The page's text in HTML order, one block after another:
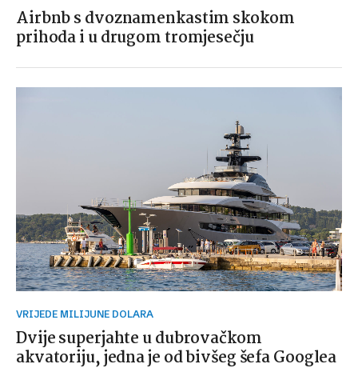
Airbnb s dvoznamenkastim skokom
prihoda i u drugom tromjesečju
VRIJEDE MILIJUNE DOLARA
Dvije superjahte u dubrovačkom
akvatoriju, jedna je od bivšeg šefa Googlea